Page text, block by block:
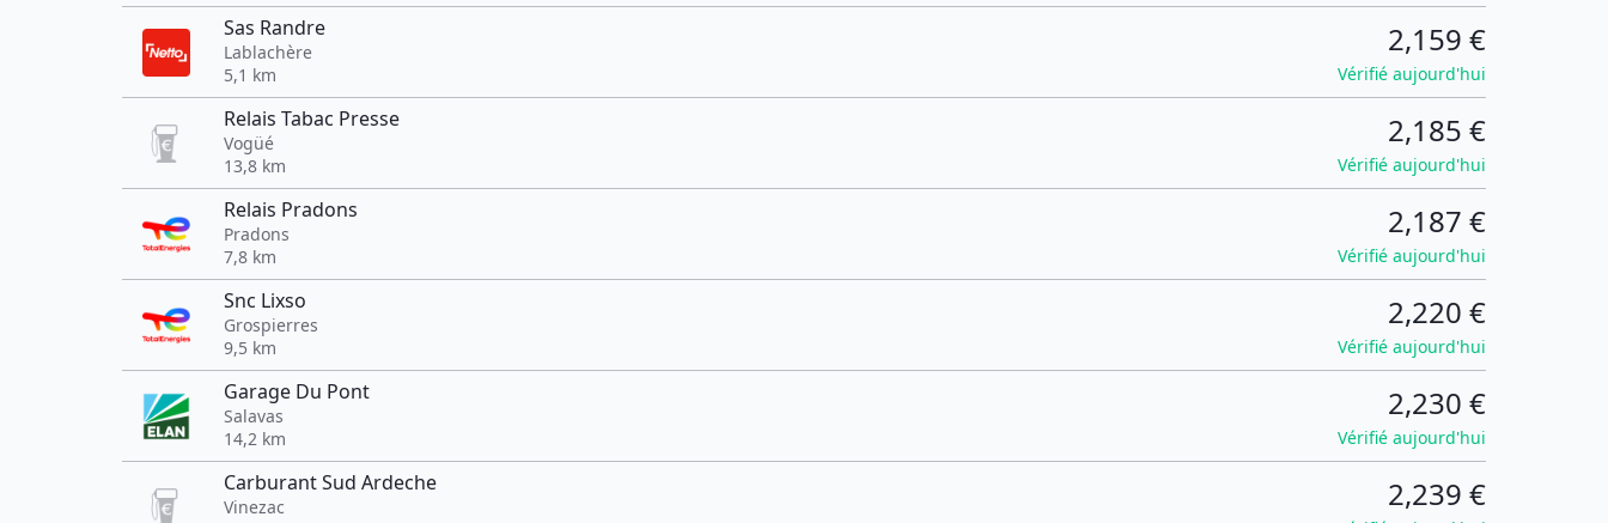
Sas Randre
Lablachère
5,1 km
2,159 €
Vérifié aujourd'hui
Relais Tabac Presse
Vogüé
13,8 km
2,185 €
Vérifié aujourd'hui
Relais Pradons
Pradons
7,8 km
2,187 €
Vérifié aujourd'hui
Snc Lixso
Grospierres
9,5 km
2,220 €
Vérifié aujourd'hui
Garage Du Pont
Salavas
14,2 km
2,230 €
Vérifié aujourd'hui
Carburant Sud Ardeche
Vinezac
2,239 €